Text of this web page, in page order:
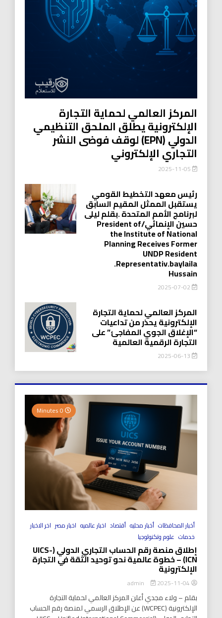
المركز العالمي لحماية التجارة
الإلكترونية يطلق الملحق التنظيمي
الدولي (EPN) لوقف فوضى النشر
التجاري الإلكتروني
رئيس معهد التخطيط القومي
يستقبل الممثل المقيم السابق
لبرنامج الأمم المتحدة .بقلم ليلى
حسين الإنمائي/President of
the Institute of National
Planning Receives Former
UNDP Resident
.Representativ.baylaila
Hussain
2025-07-02
المركز العالمي لحماية التجارة
الإلكترونية يحذر من تداعيات
“الإغلاق الجوي المفاجئ” على
التجارة الرقمية العالمية
2025-06-13
أخبار المحافظات أخبار محليه أقتصاد اخبار عالميه اخبار مصر اخر الاخبار
خدمات علوم وتكنولوجيا
إطلاق منصة رقم الحساب التجاري الدولي (UICS-
ICN) – خطوة عالمية نحو توحيد الثقة في التجارة
الإلكترونية
2025-11-04
بقلم – ولاء مجدي أعلن المركز العالمي لحماية التجارة
الإلكترونية (WCPEC) عن الإطلاق الرسمي لمنصة رقم الحساب